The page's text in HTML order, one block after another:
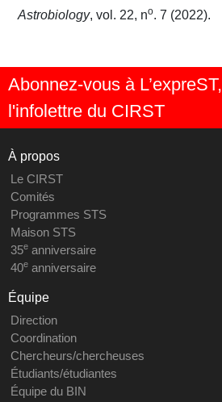
Astrobiology, vol. 22, no. 7 (2022).
Abonnez-vous à L’expreST,
l'infolettre du CIRST
À propos
Le CIRST
Comités
Programmes STS
Maison STS
35eanniversaire
40eanniversaire
Équipe
Direction
Coordination
Chercheurs/chercheuses
Étudiants/étudiantes
Équipe du BIN